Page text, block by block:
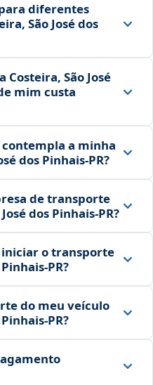
diferentes
São José dos
São José
mim custa
a minha
dos Pinhais‑PR?
de transporte
dos Pinhais‑PR?
o transporte
do meu veículo